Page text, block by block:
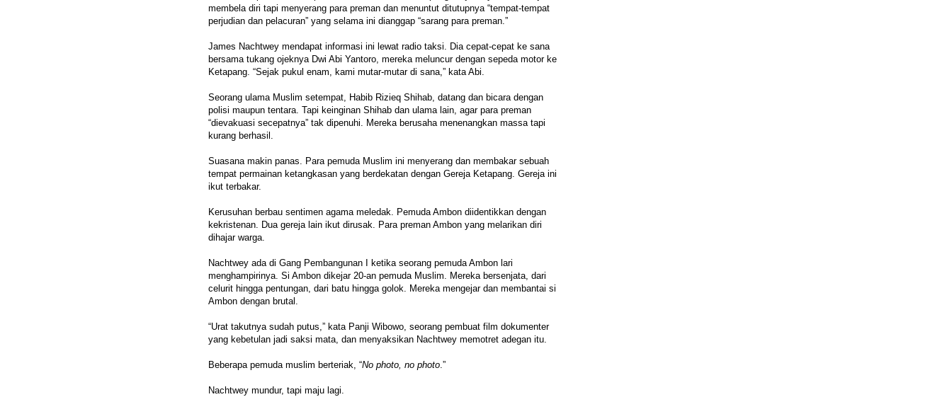
membela diri tapi menyerang para preman dan menuntut ditutupnya “tempat-tempat
perjudian dan pelacuran” yang selama ini dianggap “sarang para preman.”
James Nachtwey mendapat informasi ini lewat radio taksi. Dia cepat-cepat ke sana
bersama tukang ojeknya Dwi Abi Yantoro, mereka meluncur dengan sepeda motor ke
Ketapang. “Sejak pukul enam, kami mutar-mutar di sana,” kata Abi.
Seorang ulama Muslim setempat, Habib Rizieq Shihab, datang dan bicara dengan
polisi maupun tentara. Tapi keinginan Shihab dan ulama lain, agar para preman
“dievakuasi secepatnya” tak dipenuhi. Mereka berusaha menenangkan massa tapi
kurang berhasil.
Suasana makin panas. Para pemuda Muslim ini menyerang dan membakar sebuah
tempat permainan ketangkasan yang berdekatan dengan Gereja Ketapang. Gereja ini
ikut terbakar.
Kerusuhan berbau sentimen agama meledak. Pemuda Ambon diidentikkan dengan
kekristenan. Dua gereja lain ikut dirusak. Para preman Ambon yang melarikan diri
dihajar warga.
Nachtwey ada di Gang Pembangunan I ketika seorang pemuda Ambon lari
menghampirinya. Si Ambon dikejar 20-an pemuda Muslim. Mereka bersenjata, dari
celurit hingga pentungan, dari batu hingga golok. Mereka mengejar dan membantai si
Ambon dengan brutal.
“Urat takutnya sudah putus,” kata Panji Wibowo, seorang pembuat film dokumenter
yang kebetulan jadi saksi mata, dan menyaksikan Nachtwey memotret adegan itu.
Beberapa pemuda muslim berteriak, “No photo, no photo.”
Nachtwey mundur, tapi maju lagi.